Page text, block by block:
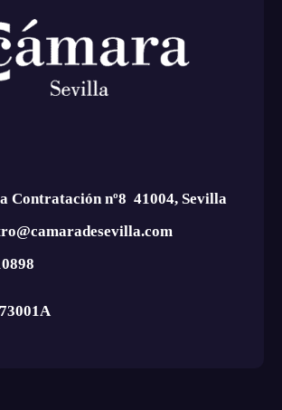
Contratación nº8 41004, Sevilla